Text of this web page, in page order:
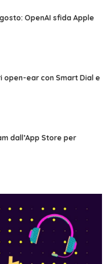
OpenAI sfida Apple
open-ear con Smart Dial e
dall’App Store per